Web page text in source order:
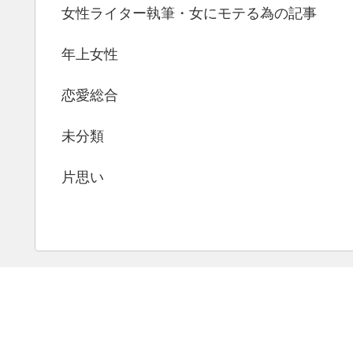
女性ライター執筆・女にモテる為の記事
年上女性
恋愛総合
未分類
片思い